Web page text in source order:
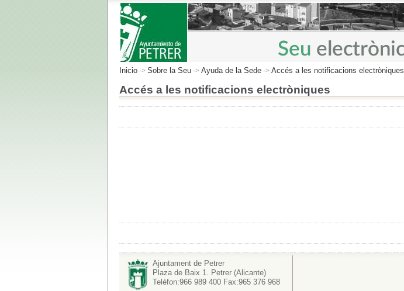
Inicio ->Sobre la Seu ->Ayuda de la Sede ->Accés a les notificacions electròniques
Accés a les notificacions electròniques
Ajuntament de Petrer
Plaza de Baix 1. Petrer (Alicante)
Telèfon:966 989 400 Fax:965 376 968